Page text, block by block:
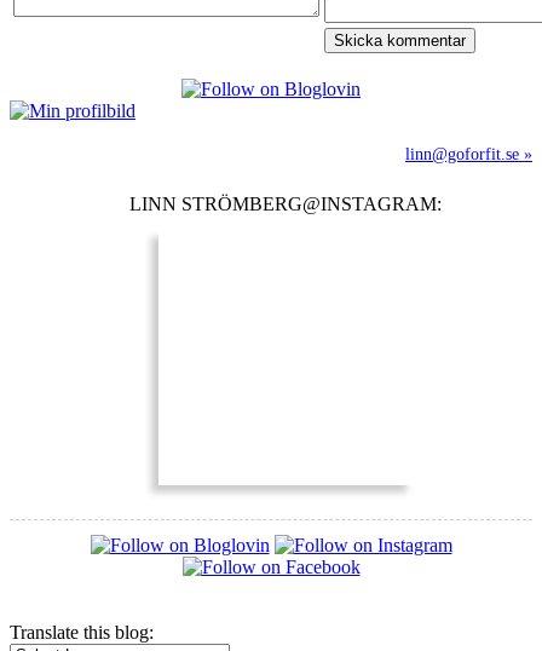
linn@goforfit.se »
LINN STRÖMBERG@INSTAGRAM:
Translate this blog: